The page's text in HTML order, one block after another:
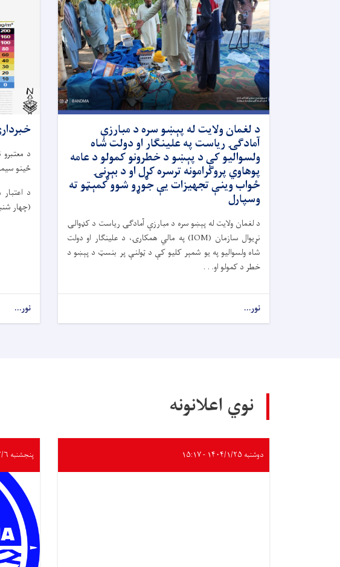
د لغمان ولایت له پېښو سره د مبارزې
آمادګۍ ریاست په علینګار او دولت شاه
ولسوالیو کې د پېښو د خطرونو کمولو د عامه
پوهاوي پروګرامونه ترسره کړل او د بېړنۍ
ځواب وینې تجهیزات یې جوړو شوو کمېټو ته
وسپارل
د لغمان ولایت له پېښو سره د مبارزې آمادګۍ ریاست د کډوالۍ
نړیوال سازمان (IOM) په مالي همکارۍ، د علینګار او دولت
شاه ولسوالیو په یو شمېر کلیو کې د ټولنې پر بنسټ د پېښو د
خطر د کمولو او. . .
نور...
د
ځینو
(چهار
نور...
نوي اعلانونه
دوشنبه ۱۴۰۴/۱/۲۵ - ۱۵:۱۷ پنجشنبه ۱۴۰۳/۲/۶ - ۱۰:۳۱